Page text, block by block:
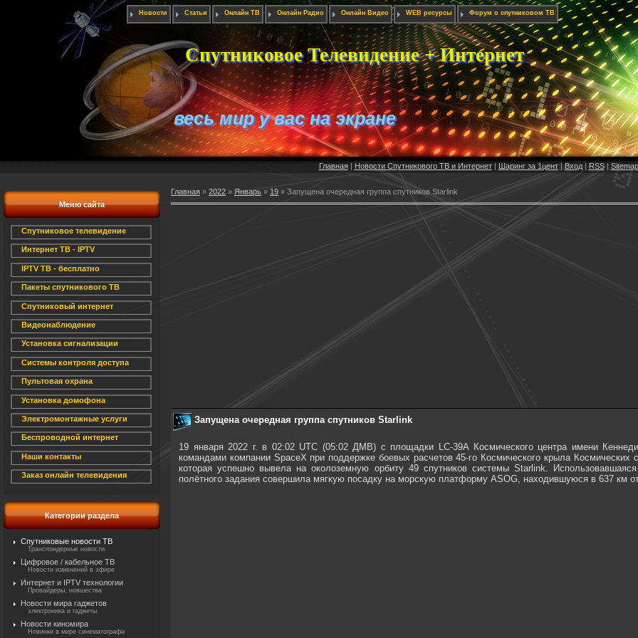
Новости Статьи Онлайн ТВ Онлайн Радио Онлайн Видео WEB ресурсы Форум о спутниковом ТВ
Спутниковое Телевидение + Интернет
весь мир у вас на экране
Главная| Новости Спутникового ТВ и Интернет| Шаринг за 1цент|Вход| RSS| Sitemap
Меню сайта
Спутниковое телевидение
Интернет ТВ - IPTV
IPTV ТВ - бесплатно
Пакеты спутникового ТВ
Спутниковый интернет
Видеонаблюдение
Установка сигнализации
Системы контроля доступа
Пультовая охрана
Установка домофона
Электромонтажные услуги
Беспроводной интернет
Наши контакты
Заказ онлайн телевидения
Категории раздела
Спутниковые новости ТВ
Транспондерные новости.
Цифровое / кабельное ТВ
Новости изменений в эфире
Интернет и IPTV технологии
Провайдеры, новшества
Новости мира гаджетов
электроника и гаджеты
Новости киномира
Новинки в мире синематографа
Главная » 2022 » Январь » 19 » Запущена очередная группа спутников Starlink
Запущена очередная группа спутников Starlink
19 января 2022 г. в 02:02 UTC (05:02 ДМВ) с площадки LC-39A Космического центра имени
командами компании SpaceX при поддержке боевых расчетов 45-го Космического крыла
которая успешно вывела на околоземную орбиту 49 спутников системы Starlink.
полётного задания совершила мягкую посадку на морскую платформу ASOG, находившуюся в 637 км